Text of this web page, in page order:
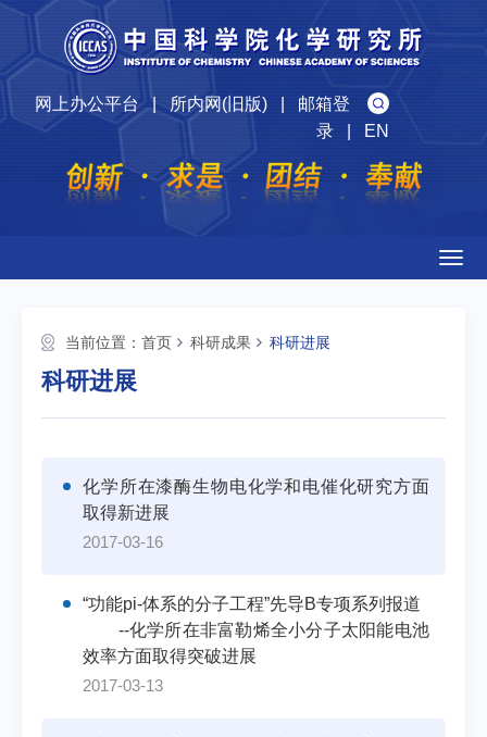
网上办公平台|所内网(旧版)| 邮箱登
录| EN
当前位置： 首页 科研成果 科研进展
科研进展
化学所在漆酶生物电化学和电催化研究方面
取得新进展
2017-03-16
“功能pi-体系的分子工程”先导B专项系列报道
--化学所在非富勒烯全小分子太阳能电池
效率方面取得突破进展
2017-03-13